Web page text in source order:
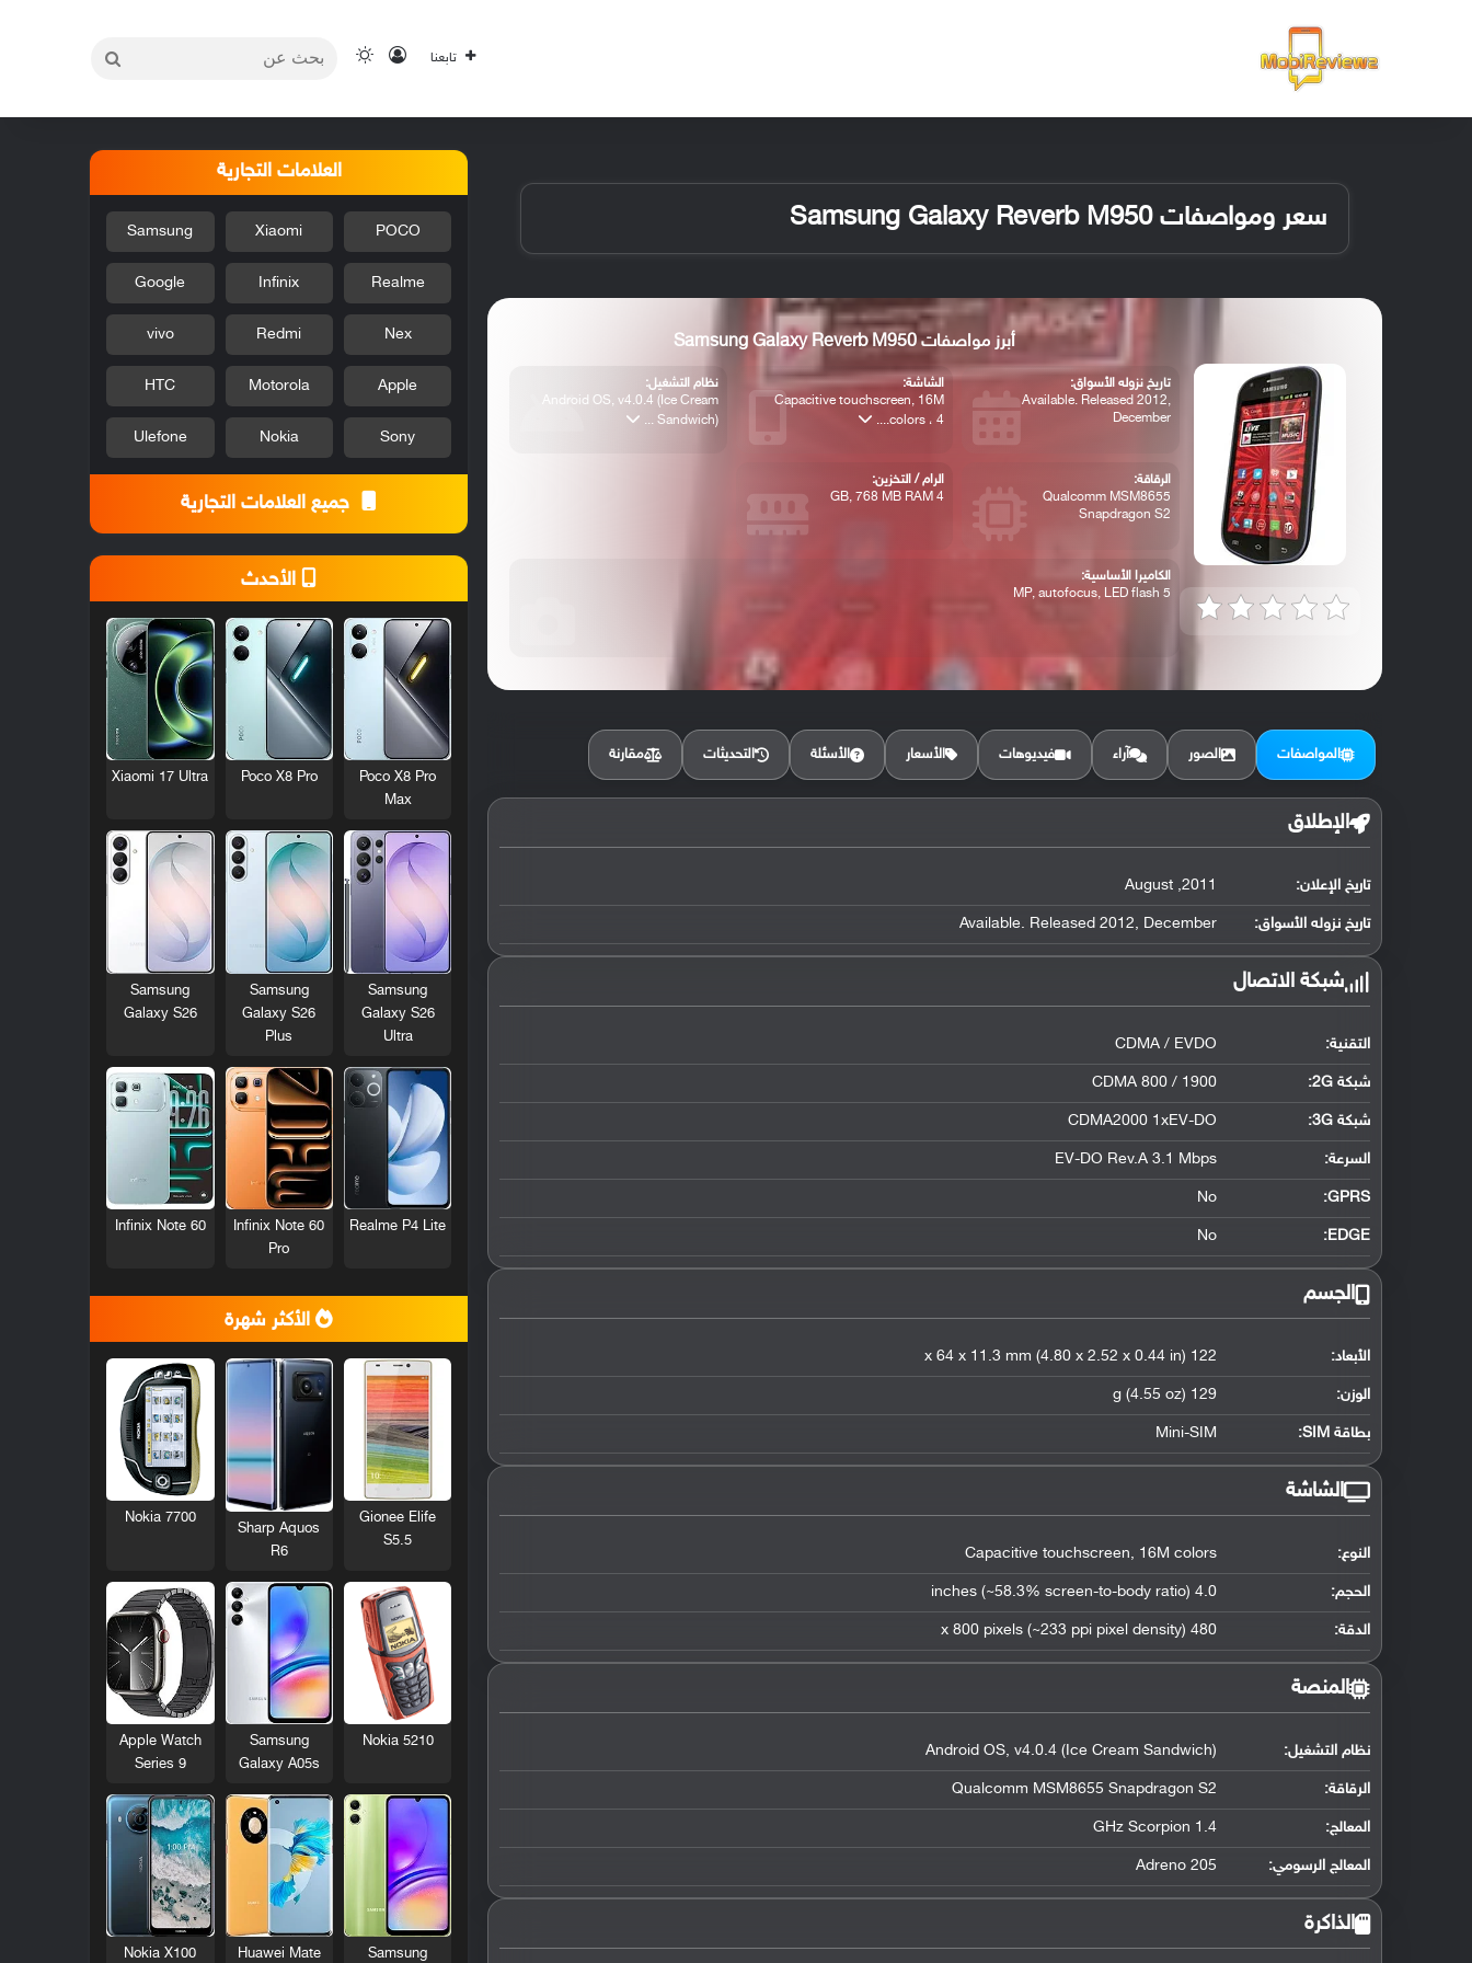
تابعنا تسجيل الدخول
الوضع المظلم
سعر ومواصفات Samsung Galaxy Reverb M950
أبرز مواصفات Samsung Galaxy Reverb M950
تاريخ نزوله الأسواق:
Available. Released 2012,
December
الشاشة:
Capacitive touchscreen, 16M
colors ، 4....
نظام التشغيل:
Android OS, v4.0.4 (Ice Cream
Sandwich) ...
الرقاقة:
Qualcomm MSM8655
Snapdragon S2
الرام / التخزين:
4 GB, 768 MB RAM
الكاميرا الأساسية:
5 MP, autofocus, LED flash
المواصفات الصور آراء فيديوهات الأسعار الأسئلة التحديثات مقارنة
الإطلاق
تاريخ الإعلان: 2011, August
تاريخ نزوله الأسواق: Available. Released 2012, December
شبكة الاتصال
التقنية: CDMA / EVDO
شبكة 2G: CDMA 800 / 1900
شبكة 3G :
CDMA2000 1xEV-DO
السرعة: EV-DO Rev.A 3.1 Mbps
GPRS:
No
EDGE:
No
الجسم
الأبعاد: 122 x 64 x 11.3 mm (4.80 x 2.52 x 0.44 in)
الوزن: 129 g (4.55 oz)
بطاقة SIM: Mini-SIM
الشاشة
النوع: Capacitive touchscreen, 16M colors
الحجم: 4.0 inches (~58.3% screen-to-body ratio)
الدقة: 480 x 800 pixels (~233 ppi pixel density)
المنصة
نظام التشغيل:
Android OS, v4.0.4 (Ice Cream Sandwich)
الرقاقة:
Qualcomm MSM8655 Snapdragon S2
المعالج:
1.4 GHz Scorpion
المعالج الرسومي:
Adreno 205
الذاكرة
العلامات التجارية
POCO
Xiaomi
Samsung
Realme
Infinix
Google
Nex
Redmi
vivo
Apple
Motorola
HTC
Sony
Nokia
Ulefone
جميع العلامات التجارية
الأحدث
Poco X8 Pro
Max
Poco X8 Pro
Xiaomi 17 Ultra
Samsung
Galaxy S26
Ultra
Samsung
Galaxy S26
Plus
Samsung
Galaxy S26
Realme P4 Lite
Infinix Note 60
Pro
Infinix Note 60
الأكثر شهرة
Gionee Elife
S5.5
Sharp Aquos
R6
Nokia 7700
Nokia 5210
Samsung
Galaxy A05s
Apple Watch
Series 9
Samsung
Huawei Mate
Nokia X100